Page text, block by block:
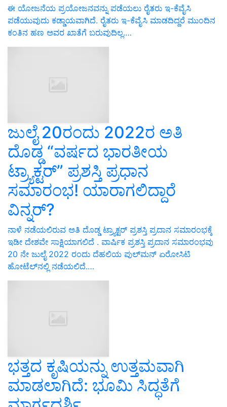
ಈ ಯೋಜನೆಯ ಪ್ರಯೋಜನವನ್ನು ಪಡೆಯಲು ರೈತರು ಇ-ಕೆವೈಸಿ
ಪಡೆಯುವುದು ಕಡ್ಡಾಯವಾಗಿದೆ. ರೈತರು ಇ-ಕೆವೈಸಿ ಮಾಡದಿದ್ದರೆ ಮುಂದಿನ
ಕಂತಿನ ಹಣ ಅವರ ಖಾತೆಗೆ ಬರುವುದಿಲ್ಲ.…
ಜುಲೈ 20ರಂದು 2022ರ ಅತಿ
ದೊಡ್ಡ “ವರ್ಷದ ಭಾರತೀಯ
ಟ್ರ್ಯಾಕ್ಟರ್” ಪ್ರಶಸ್ತಿ ಪ್ರಧಾನ
ಸಮಾರಂಭ! ಯಾರಾಗಲಿದ್ದಾರೆ
ವಿನ್ನರ್‌?
ನಾಳೆ ನಡೆಯಲಿರುವ ಅತಿ ದೊಡ್ಡ ಟ್ರ್ಯಾಕ್ಟರ್ ಪ್ರಶಸ್ತಿ ಪ್ರದಾನ ಸಮಾರಂಭಕ್ಕೆ
ಇಡೀ ದೇಶವೇ ಸಾಕ್ಷಿಯಾಗಲಿದೆ . ವಾರ್ಷಿಕ ಪ್ರಶಸ್ತಿ ಪ್ರದಾನ ಸಮಾರಂಭವು
20 ನೇ ಜುಲೈ 2022 ರಂದು ದೆಹಲಿಯ ಪುಲ್‌ಮನ್ ಏರೋಸಿಟಿ
ಹೋಟೆಲ್‌ನಲ್ಲಿ ನಡೆಯಲಿದೆ.…
ಭತ್ತದ ಕೃಷಿಯನ್ನು ಉತ್ತಮವಾಗಿ
ಮಾಡಲಾಗಿದೆ: ಭೂಮಿ ಸಿದ್ಧತೆಗೆ